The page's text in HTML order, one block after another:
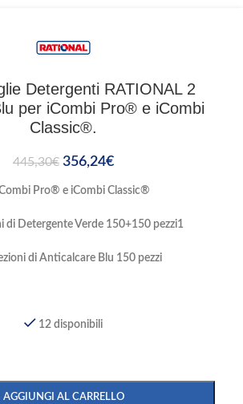
Detergenti RATIONAL 2
per iCombi Pro® e iCombi
Classic®.
445,30€ 356,24€
Pro® e iCombi Classic®
di Detergente Verde 150+150 pezzi1
di Anticalcare Blu 150 pezzi
12 disponibili
AGGIUNGI AL CARRELLO